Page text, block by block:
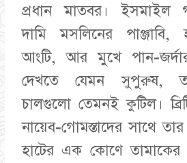
প্রধান মাতবর। ইসমাইল
দামি মসলিনের
আংটি, আর মুখে পান-
দেখতে যেমন সুপুরুষ,
চালগুলো তেমনই কুটিল।
নায়েব-গোমস্তাদের সাথে
​হাটের এক কোণে তামাকের